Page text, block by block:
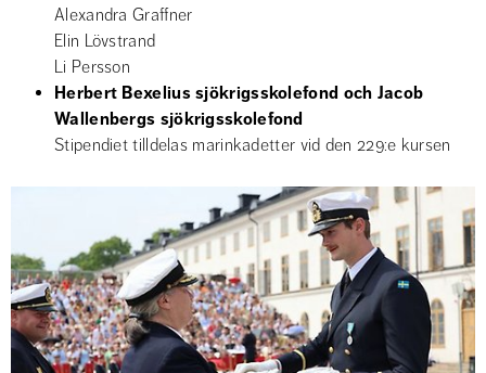
Alexandra Graffner
Elin Lövstrand
Li Persson
Herbert Bexelius sjökrigsskolefond och Jacob
Wallenbergs sjökrigsskolefond
Stipendiet tilldelas marinkadetter vid den 229:e kursen